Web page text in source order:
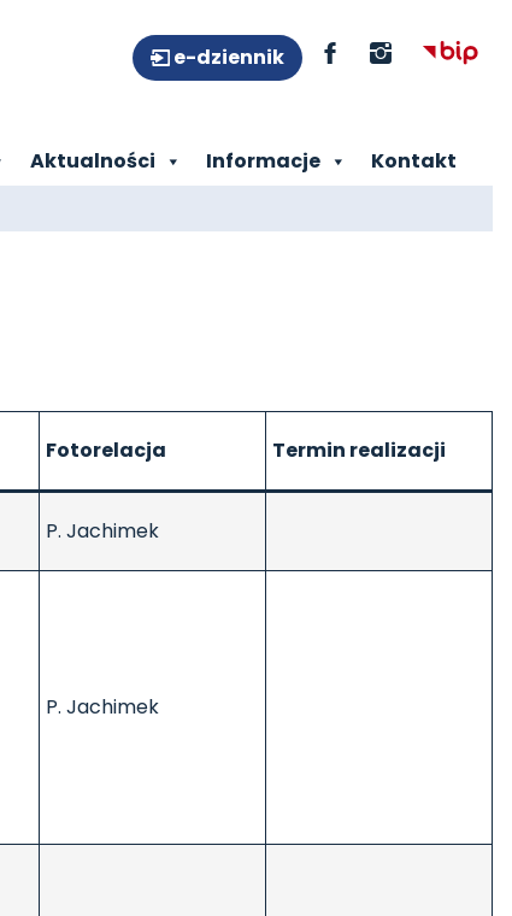
e-dziennik
Aktualności Informacje Kontakt
Fotorelacja Termin realizacji
P. Jachimek
P. Jachimek